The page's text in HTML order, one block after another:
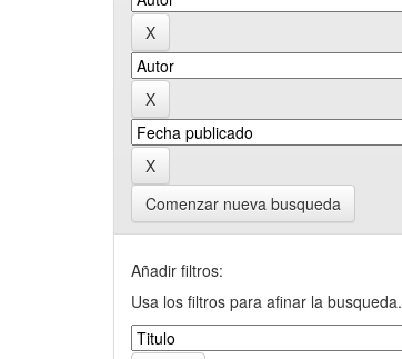
Comenzar nueva busqueda
Añadir filtros:
Usa los filtros para afinar la busqueda.